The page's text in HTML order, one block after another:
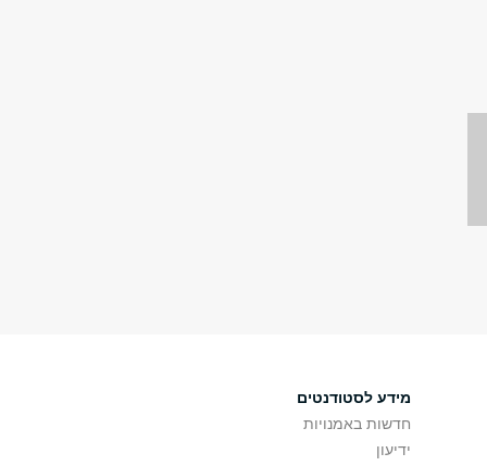
מידע לסטודנטים
חדשות באמנויות
ידיעון